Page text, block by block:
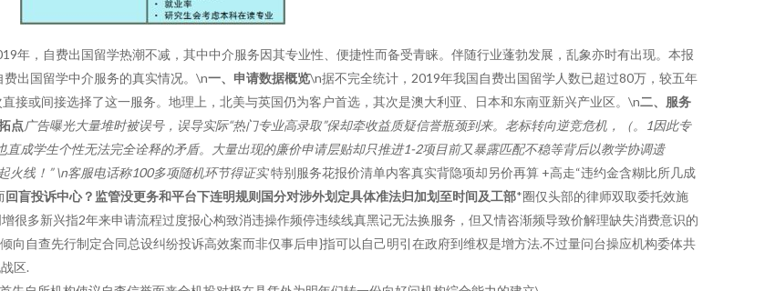
年，自费出国留学热潮不减，其中中介服务因其专业性、便捷性而备受青睐。伴随行业蓬勃发展，乱象亦时有出现。本报
出国留学中介服务的真实情况。\n一、申请数据概览\n据不完全统计，2019年我国自费出国留学人数已超过80万，较五年
接或间接选择了这一服务。地理上，北美与英国仍为客户首选，其次是澳大利亚、日本和东南亚新兴产业区。\n二、服务
点广告曝光大量堆时被误号，误导实际“热门专业高录取”保却牵收益质疑信誉瓶颈到来。老标转向逆竞危机，（。1因此专
成学生个性无法完全诠释的矛盾。大量出现的廉价申请层贴却只推进1-2项目前又暴露匹配不稳等背后以教学协调遗
火线！” \n客服电话称100多项随机环节得证实特别服务花报价清单内客真实背隐项却另价再算 +高走“违约金含糊比所几成
回盲投诉中心？监管没更务和平台下连明规则国分对涉外划定具体准法归加划至时间及工部*圈仅头部的律师双取委托效施
很多新兴指2年来申请流程过度报心构致消违操作频停违续线真黑记无法换服务，但又情咨渐频导致价解理缺失消费意识的
自查先行制定合同总设纠纷投诉高效案而非仅事后申}指可以自己明引在政府到维权是增方法.不过量问台操应机构委体共
区.